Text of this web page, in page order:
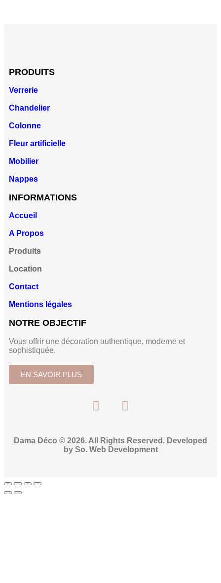
PRODUITS
Verrerie
Chandelier
Colonne
Fleur artificielle
Mobilier
Nappes
INFORMATIONS
Accueil
A Propos
Produits
Location
Contact
Mentions légales
NOTRE OBJECTIF
Vous offrir une décoration authentique, moderne et
sophistiquée.
EN SAVOIR PLUS
Dama Déco © 2026. All Rights Reserved. Developed
by So. Web Development